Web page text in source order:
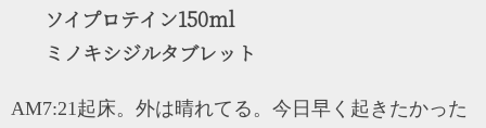
ソイプロテイン150ml
ミノキシジルタブレット
AM7:21起床。外は晴れてる。今日早く起きたかった